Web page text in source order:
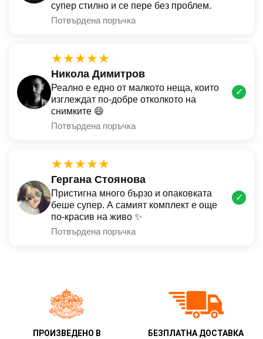
супер стилно и се пере без проблем.
Потвърдена поръчка
★★★★★
Никола Димитров
Реално е едно от малкото неща, които
изглеждат по-добре отколкото на
снимките 😄
Потвърдена поръчка
✓
★★★★★
Гергана Стоянова
Пристигна много бързо и опаковката
беше супер. А самият комплект е още
по-красив на живо ✨
Потвърдена поръчка
✓
ПРОИЗВЕДЕНО В
БЕЗПЛАТНА ДОСТАВКА